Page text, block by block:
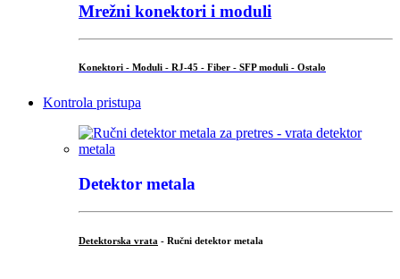
Mrežni konektori i moduli
Konektori - Moduli - RJ-45 - Fiber - SFP moduli - Ostalo
Kontrola pristupa
Detektor metala
Detektorska vrata - Ručni detektor metala